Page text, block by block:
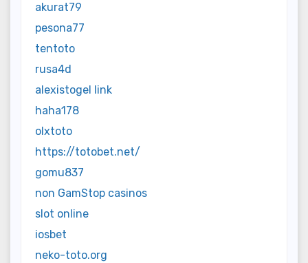
akurat79
pesona77
tentoto
rusa4d
alexistogel link
haha178
olxtoto
https://totobet.net/
gomu837
non GamStop casinos
slot online
iosbet
neko-toto.org